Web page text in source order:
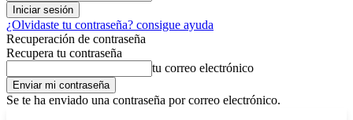
¿Olvidaste tu contraseña? consigue ayuda
Recuperación de contraseña
Recupera tu contraseña
tu correo electrónico
Se te ha enviado una contraseña por correo electrónico.